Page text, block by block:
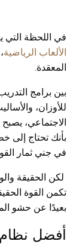
في اللحظة التي
الألعاب الرياضية
المعقدة.
بين برامج
للأوزان،
الاجتماعي،
بأنك تحتاج إلى
في جني ثمار
لكن الحقيقة
تكمن القوة
بعيدًا عن حشو
أفضل نظام